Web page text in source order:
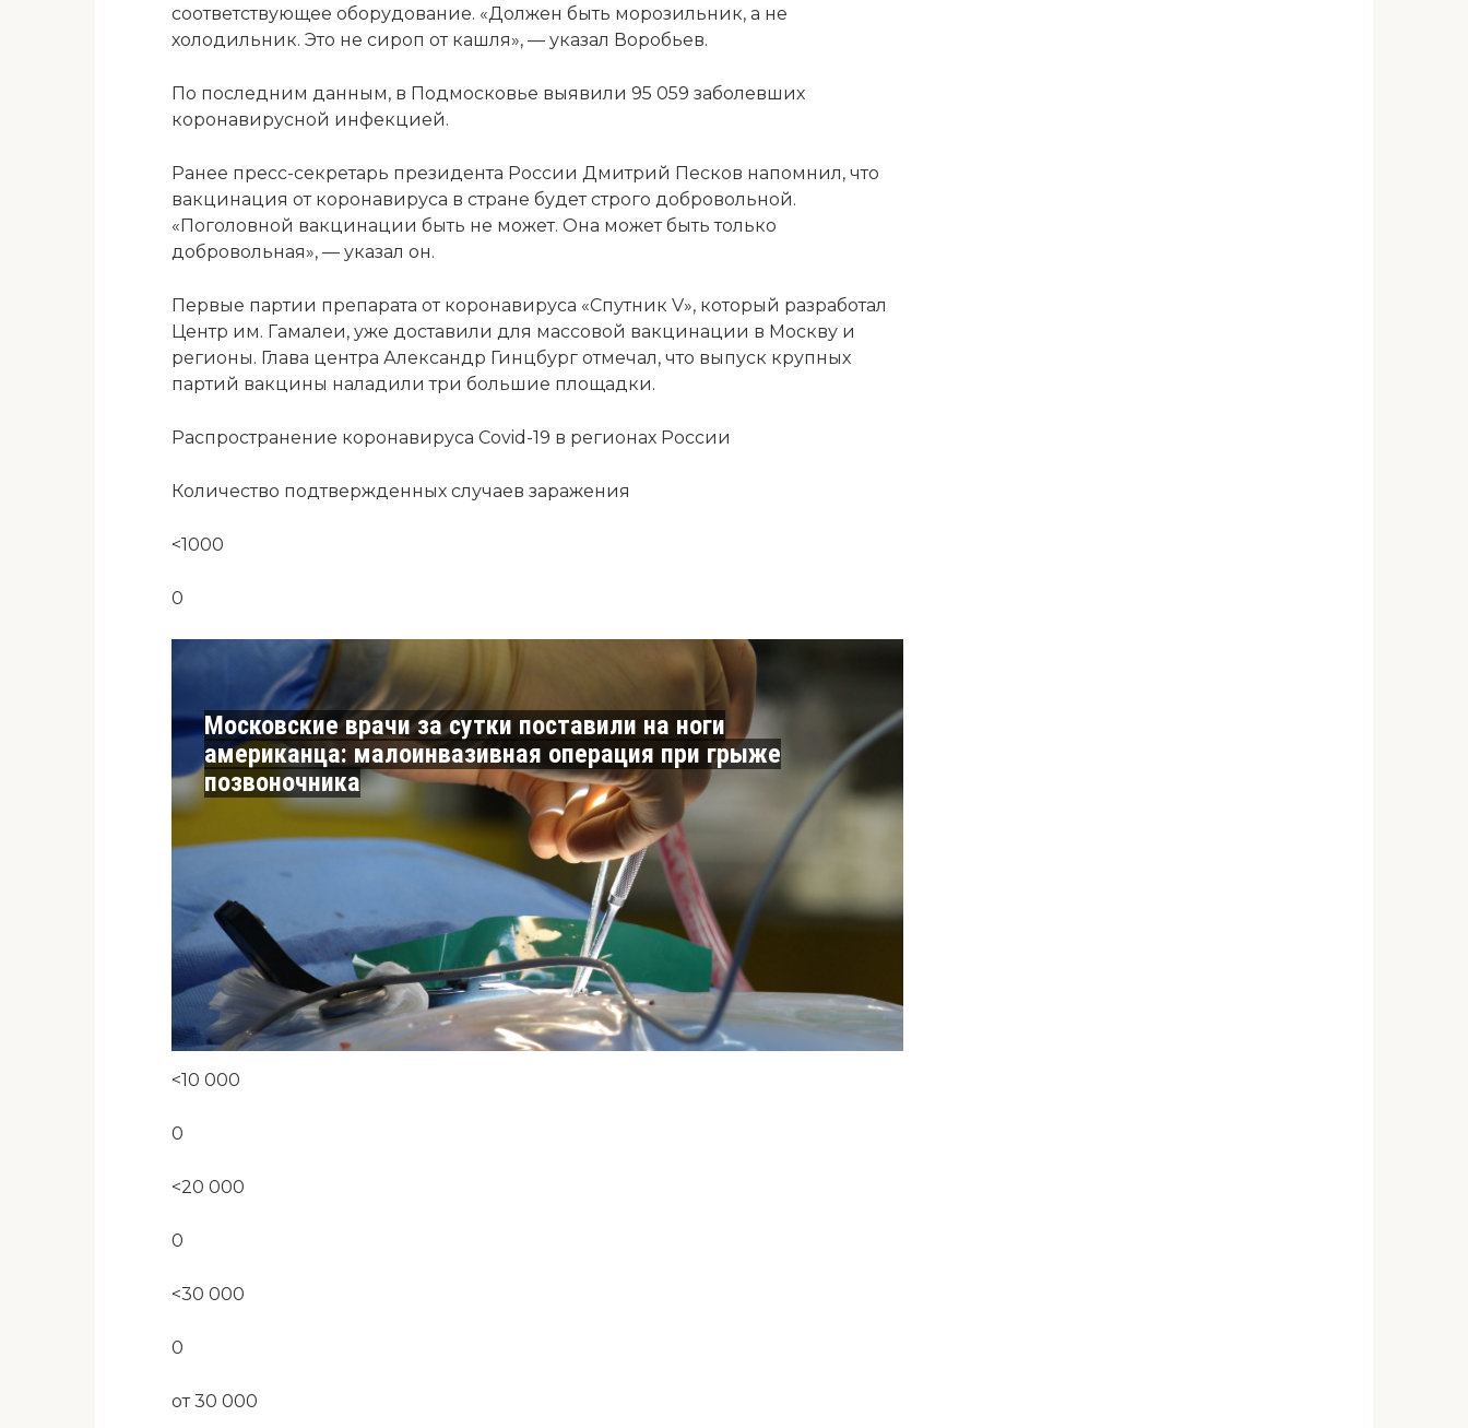
соответствующее оборудование. «Должен быть морозильник, а не
холодильник. Это не сироп от кашля», — указал Воробьев.
По последним данным, в Подмосковье выявили 95 059 заболевших
коронавирусной инфекцией.
Ранее пресс-секретарь президента России Дмитрий Песков напомнил, что
вакцинация от коронавируса в стране будет строго добровольной.
«Поголовной вакцинации быть не может. Она может быть только
добровольная», — указал он.
Первые партии препарата от коронавируса «Спутник V», который разработал
Центр им. Гамалеи, уже доставили для массовой вакцинации в Москву и
регионы. Глава центра Александр Гинцбург отмечал, что выпуск крупных
партий вакцины наладили три большие площадки.
Распространение коронавируса Covid-19 в регионах России
Количество подтвержденных случаев заражения
<1000
0
Московские врачи за сутки поставили на ноги
американца: малоинвазивная операция при грыже
позвоночника
<10 000
0
<20 000
0
<30 000
0
от 30 000